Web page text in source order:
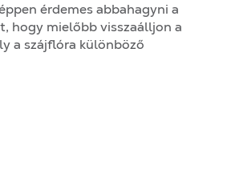
érdemes abbahagyni a
hogy mielőbb visszaálljon a
a szájflóra különböző